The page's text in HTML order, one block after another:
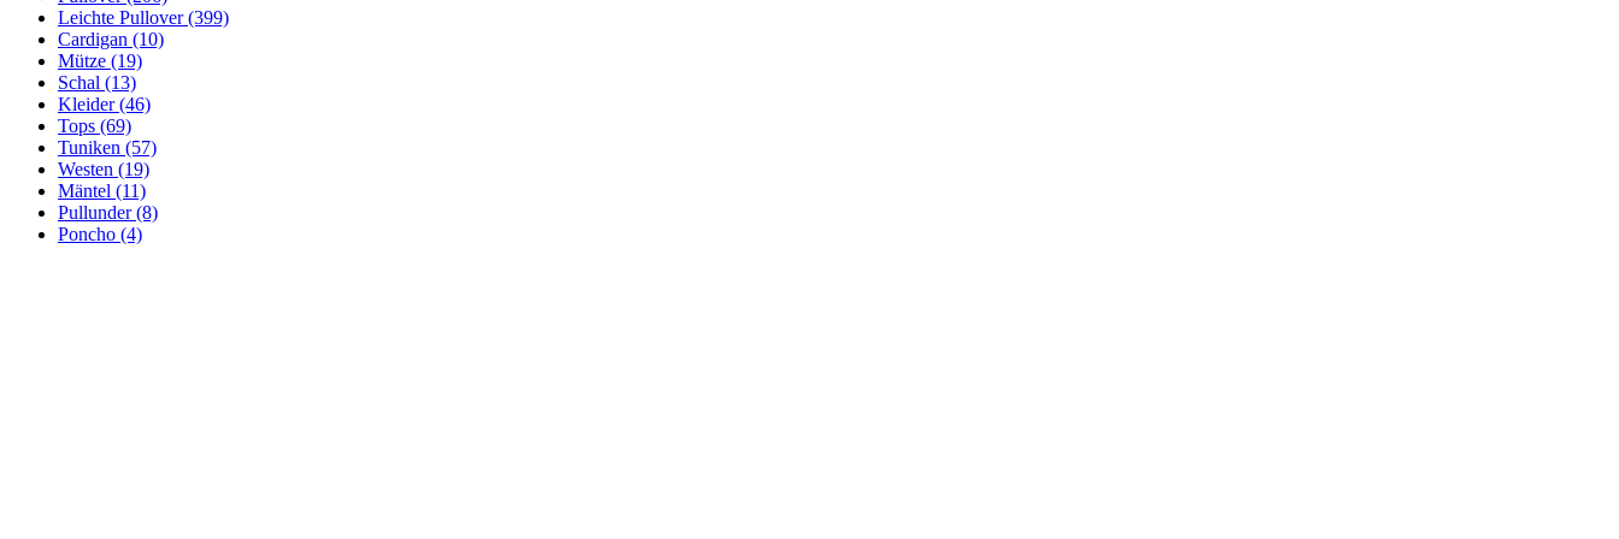
Leichte Pullover (399)
Cardigan (10)
Mütze (19)
Schal (13)
Kleider (46)
Tops (69)
Tuniken (57)
Westen (19)
Mäntel (11)
Pullunder (8)
Poncho (4)